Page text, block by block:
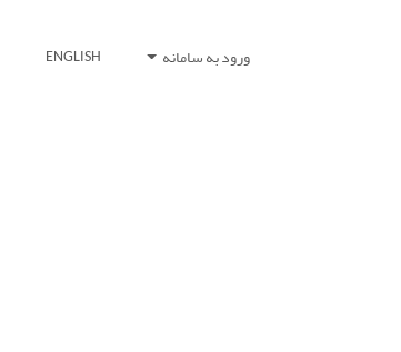
ورود به سامانه ENGLISH